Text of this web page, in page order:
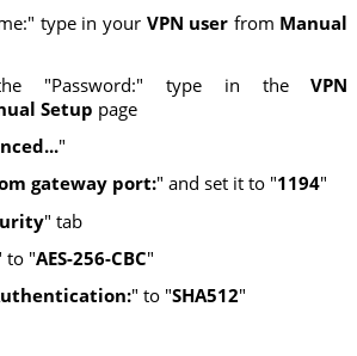
type in your VPN user from Manual
type in theVPN
Setup page
"
gateway port:" and set it to "1194"
" tab
to "AES-256-CBC"
" to "SHA512"